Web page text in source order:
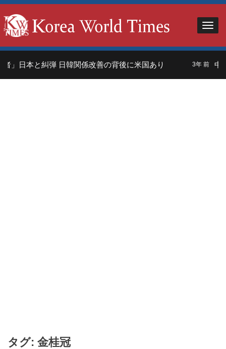
」日本と糾弾 日韓関係改善の背後に米国あり 3年 前 中国
タグ: 金桂冠